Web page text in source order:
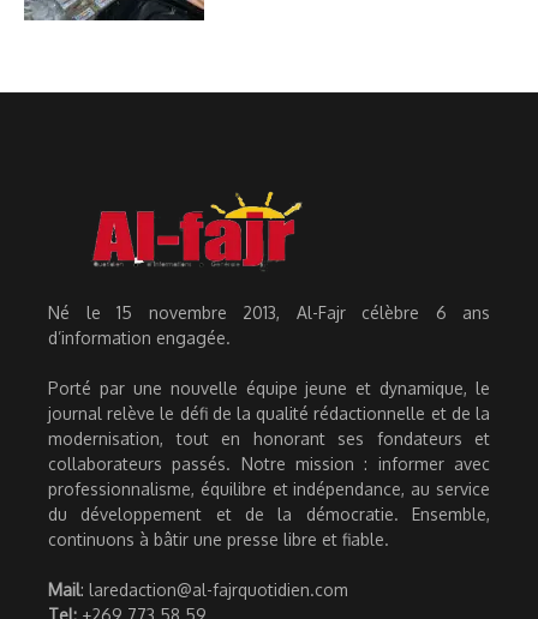
Né le 15 novembre 2013, Al-Fajr célèbre 6 ans
d’information engagée.
Porté par une nouvelle équipe jeune et dynamique, le
journal relève le défi de la qualité rédactionnelle et de la
modernisation, tout en honorant ses fondateurs et
collaborateurs passés. Notre mission : informer avec
professionnalisme, équilibre et indépendance, au service
du développement et de la démocratie. Ensemble,
continuons à bâtir une presse libre et fiable.
Mail: laredaction@al-fajrquotidien.com